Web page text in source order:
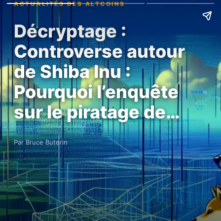
ACTUALITÉS DES ALTCOINS
Décryptage :
Controverse autour
de Shiba Inu :
Pourquoi l’enquête
sur le piratage de…
Par Bruce Buterin